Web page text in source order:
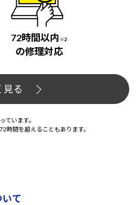
72時間以内 ※2
の修理対応
見る
ています。
時間を超えることもあります。
て